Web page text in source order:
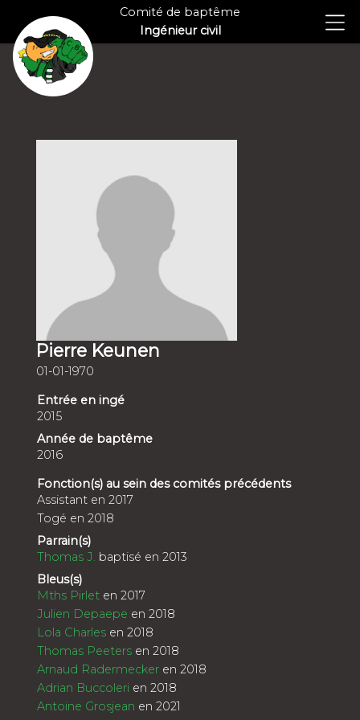
Comité de baptême
Ingénieur civil
Pierre Keunen
01-01-1970
Entrée en ingé
2015
Année de baptême
2016
Fonction(s) au sein des comités précédents
Assistant en 2017
Togé en 2018
Parrain(s)
Thomas J. baptisé en 2013
Bleus(s)
Mths Pirlet en 2017
Julien Depaepe en 2018
Lola Charles en 2018
Thomas Peeters en 2018
Arnaud Radermecker en 2018
Adrian Buccoleri en 2018
Antoine Grosjean en 2021